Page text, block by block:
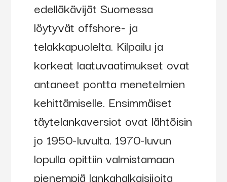
edelläkävijät Suomessa
löytyvät offshore- ja
telakkapuolelta. Kilpailu ja
korkeat laatuvaatimukset ovat
antaneet pontta menetelmien
kehittämiselle. Ensimmäiset
täytelankaversiot ovat lähtöisin
jo 1950-luvulta. 1970-luvun
lopulla opittiin valmistamaan
pienempiä lankahalkaisijoita